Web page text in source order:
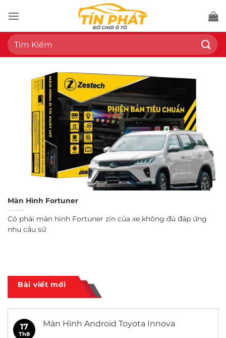
qua
nội
dung
Tìm
kiếm:
Bài viết mới
17
Th8
Màn Hình Android Toyota Innova
Màn Hình Fortuner
Có phải màn hình Fortuner zin của xe không đủ đáp ứng
nhu cầu sử